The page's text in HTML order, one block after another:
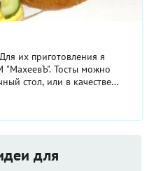
их приготовления я
"МахеевЪ". Тосты можно
стол, или в качестве
для